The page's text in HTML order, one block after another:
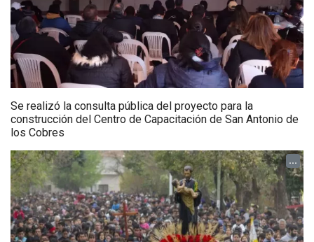
Se realizó la consulta pública del proyecto para la
construcción del Centro de Capacitación de San Antonio de
los Cobres
...